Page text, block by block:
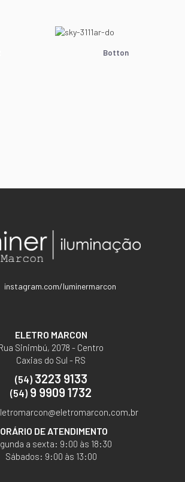
Botton
instagram.com/luminermarcon
ELETRO MARCON
Sinimbú, 2078 - Centro
Caxias do Sul - RS
(54)3223 9133
(54) 9 9909 1732
DE ATENDIMENTO
a sexta: 9:00 às 18:30
Sábados: 9:00 às 13:00